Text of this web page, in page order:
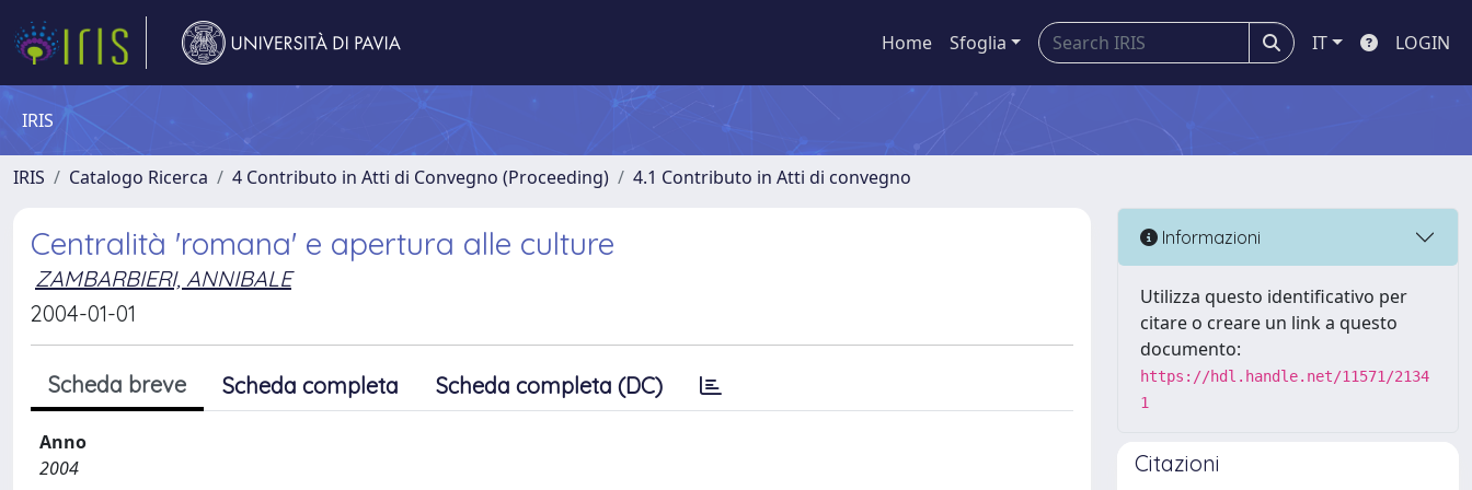
Home Sfoglia IT LOGIN
IRIS
IRIS Catalogo Ricerca 4 Contributo in Atti di Convegno (Proceeding) 4.1 Contributo in Atti di convegno
Centralità 'romana' e apertura alle culture
ZAMBARBIERI, ANNIBALE
2004-01-01
Scheda breve Scheda completa Scheda completa (DC)
Anno
2004
Informazioni
Utilizza questo identificativo per
citare o creare un link a questo
documento:
https://hdl.handle.net/11571/2134
1
Citazioni